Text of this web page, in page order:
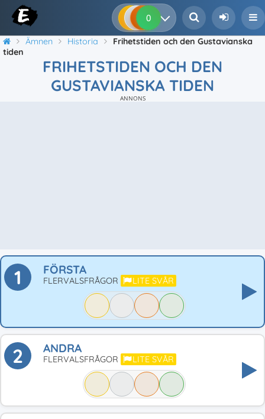
0 0 0
Ämnen Historia
Frihetstiden och den Gustavianska
tiden
FRIHETSTIDEN OCH DEN
GUSTAVIANSKA TIDEN
ANNONS
1 FÖRSTA
FLERVALSFRÅGOR LITE SVÅR
2 ANDRA
FLERVALSFRÅGOR LITE SVÅR